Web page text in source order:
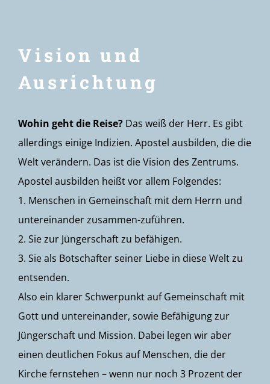
Vision und
Ausrichtung
Wohin geht die Reise? Das weiß der Herr. Es gibt
allerdings einige Indizien. Apostel ausbilden, die die
Welt verändern. Das ist die Vision des Zentrums.
Apostel ausbilden heißt vor allem Folgendes:
1. Menschen in Gemeinschaft mit dem Herrn und
untereinander zusammen-zuführen.
2. Sie zur Jüngerschaft zu befähigen.
3. Sie als Botschafter seiner Liebe in diese Welt zu
entsenden.
Also ein klarer Schwerpunkt auf Gemeinschaft mit
Gott und untereinander, sowie Befähigung zur
Jüngerschaft und Mission. Dabei legen wir aber
einen deutlichen Fokus auf Menschen, die der
Kirche fernstehen – wenn nur noch 3 Prozent der